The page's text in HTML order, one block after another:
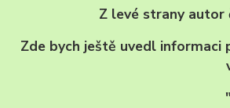
Z levé strany autor
Zde bych ještě uvedl informaci